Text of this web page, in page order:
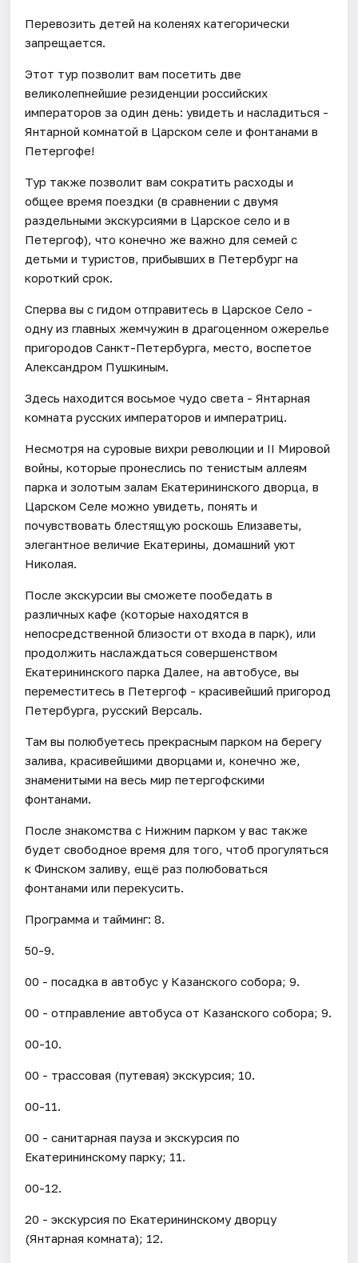
Перевозить детей на коленях категорически
запрещается.
Этот тур позволит вам посетить две
великолепнейшие резиденции российских
императоров за один день: увидеть и насладиться -
Янтарной комнатой в Царском селе и фонтанами в
Петергофе!
Тур также позволит вам сократить расходы и
общее время поездки (в сравнении с двумя
раздельными экскурсиями в Царское село и в
Петергоф), что конечно же важно для семей с
детьми и туристов, прибывших в Петербург на
короткий срок.
Сперва вы с гидом отправитесь в Царское Село -
одну из главных жемчужин в драгоценном ожерелье
пригородов Санкт-Петербурга, место, воспетое
Александром Пушкиным.
Здесь находится восьмое чудо света - Янтарная
комната русских императоров и императриц.
Несмотря на суровые вихри революции и II Мировой
войны, которые пронеслись по тенистым аллеям
парка и золотым залам Екатерининского дворца, в
Царском Селе можно увидеть, понять и
почувствовать блестящую роскошь Елизаветы,
элегантное величие Екатерины, домашний уют
Николая.
После экскурсии вы сможете пообедать в
различных кафе (которые находятся в
непосредственной близости от входа в парк), или
продолжить наслаждаться совершенством
Екатерининского парка Далее, на автобусе, вы
переместитесь в Петергоф - красивейший пригород
Петербурга, русский Версаль.
Там вы полюбуетесь прекрасным парком на берегу
залива, красивейшими дворцами и, конечно же,
знаменитыми на весь мир петергофскими
фонтанами.
После знакомства с Нижним парком у вас также
будет свободное время для того, чтоб прогуляться
к Финском заливу, ещё раз полюбоваться
фонтанами или перекусить.
Программа и тайминг: 8.
50-9.
00 - посадка в автобус у Казанского собора; 9.
00 - отправление автобуса от Казанского собора; 9.
00-10.
00 - трассовая (путевая) экскурсия; 10.
00-11.
00 - санитарная пауза и экскурсия по
Екатерининскому парку; 11.
00-12.
20 - экскурсия по Екатерининскому дворцу
(Янтарная комната); 12.